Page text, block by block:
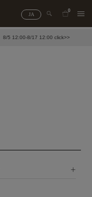
JA
0
8/5 12:00-8/17 12:00 click>>